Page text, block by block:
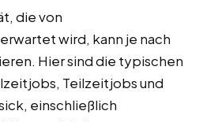
die von
wird, kann je nach
Hier sind die typischen
Teilzeitjobs und
einschließlich